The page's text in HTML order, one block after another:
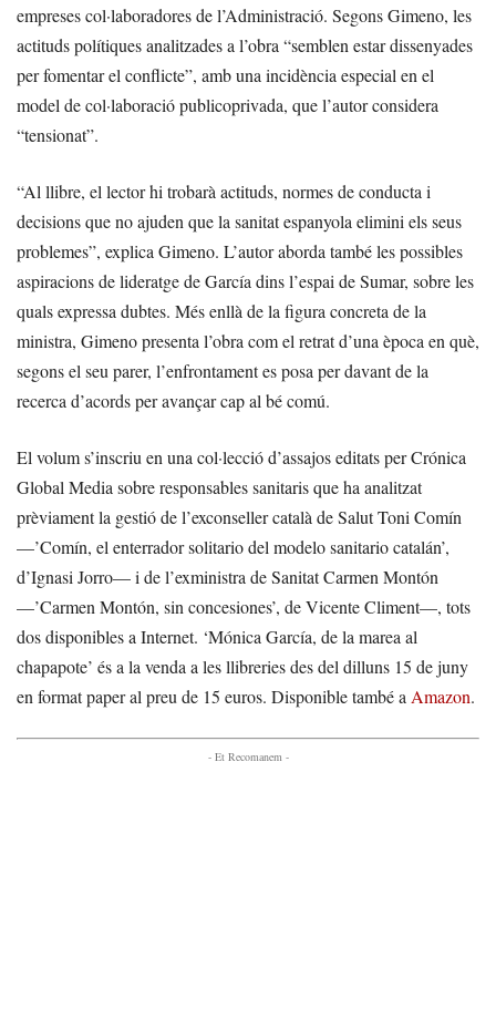
empreses col·laboradores de l’Administració. Segons Gimeno, les
actituds polítiques analitzades a l’obra “semblen estar dissenyades
per fomentar el conflicte”, amb una incidència especial en el
model de col·laboració publicoprivada, que l’autor considera
“tensionat”.
“Al llibre, el lector hi trobarà actituds, normes de conducta i
decisions que no ajuden que la sanitat espanyola elimini els seus
problemes”, explica Gimeno. L’autor aborda també les possibles
aspiracions de lideratge de García dins l’espai de Sumar, sobre les
quals expressa dubtes. Més enllà de la figura concreta de la
ministra, Gimeno presenta l’obra com el retrat d’una època en què,
segons el seu parer, l’enfrontament es posa per davant de la
recerca d’acords per avançar cap al bé comú.
El volum s’inscriu en una col·lecció d’assajos editats per Crónica
Global Media sobre responsables sanitaris que ha analitzat
prèviament la gestió de l’exconseller català de Salut Toni Comín
—’Comín, el enterrador solitario del modelo sanitario catalán’,
d’Ignasi Jorro— i de l’exministra de Sanitat Carmen Montón
—’Carmen Montón, sin concesiones’, de Vicente Climent—, tots
dos disponibles a Internet. ‘Mónica García, de la marea al
chapapote’ és a la venda a les llibreries des del dilluns 15 de juny
en format paper al preu de 15 euros. Disponible també aAmazon.
- Et Recomanem -